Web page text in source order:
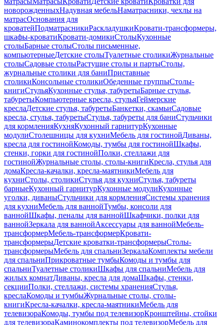
новорожденныхНадувная мебельНаматрасники, чехлы на
матрасОснования для
кроватейПодматрасникиРаскладушкиКровати-трансформеры,
шкафы-кроватиКровати-домикиСтолыКухонные
столыБарные столыСтолы письменные,
компьютерныеДетские столыТуалетные столикиЖурнальные
столыСадовые столыРастущие столы и партыСтолы,
журнальные столики для баниПриставные
столикиКонсольные столикиОбеденные группыСтолы-
книгиСтульяКухонные стулья, табуретыБарные стулья,
табуретыКомпьютерные кресла, стульяГеймерские
креслаДетские стулья, табуретыБанкетки, скамьиСадовые
кресла, стулья, табуретыСтулья, табуреты для баниСтульчики
для кормленияКухняКухонный гарнитурКухонные
модулиСтолешницы для кухниМебель для гостинойДиваны,
кресла для гостинойКомоды, тумбы для гостинойШкафы,
стенки, горки для гостинойПолки, стеллажи для
гостинойЖурнальные столы, столы-книгиКресла, стулья для
домаКресла-качалки, кресла-маятникиМебель для
кухниСтолы, столикиСтулья для кухниСтулья, табуреты
барныеКухонный гарнитурКухонные модулиКухонные
уголки, диваныСтульчики для кормленияСистемы хранения
для кухниМебель для ваннойТумбы, консоли для
ваннойШкафы, пеналы для ваннойШкафчики, полки для
ваннойЗеркала для ваннойАксессуары для ваннойМебель-
трансформерМебель-трансформерКровати-
трансформерыДетские кроватки-трансформерыСтолы-
трансформерыМебель для спальниЗеркалаКомплекты мебели
для спальниПрикроватные тумбыКомоды и тумбы для
спальниТуалетные столикиШкафы для спальниМебель для
жилых комнатДиваны, кресла для домаШкафы, стенки,
секцииПолки, стеллажи, системы храненияСтулья,
креслаКомоды и тумбыЖурнальные столы, столы-
книгиКресла-качалки, кресла-маятникиМебель для
телевизораКомоды, тумбы под телевизорКронштейны, стойки
для телевизораКаминокомплекты под телевизорМебель для